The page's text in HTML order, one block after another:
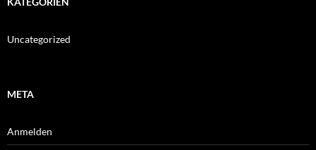
Uncategorized
META
Anmelden